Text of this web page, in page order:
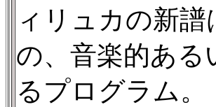
ィリュカの新
の、音楽的ある
るプログラム。